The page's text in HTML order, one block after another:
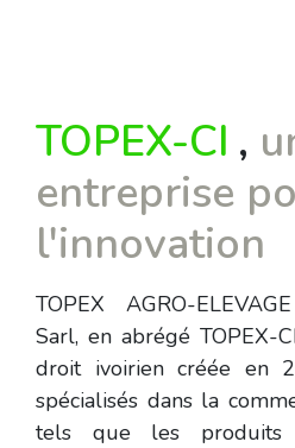
TOPEX-CI ,
entreprise
l'innovation
TOPEX AGRO-
Sarl, en abrégé TOPEX-
droit ivoirien créée en
spécialisés dans la
tels que les produits